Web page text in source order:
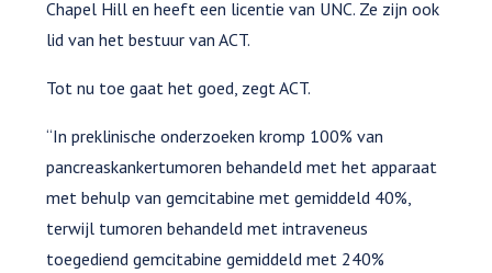
Chapel Hill en heeft een licentie van UNC. Ze zijn ook
lid van het bestuur van ACT.
Tot nu toe gaat het goed, zegt ACT.
“In preklinische onderzoeken kromp 100% van
pancreaskankertumoren behandeld met het apparaat
met behulp van gemcitabine met gemiddeld 40%,
terwijl tumoren behandeld met intraveneus
toegediend gemcitabine gemiddeld met 240%